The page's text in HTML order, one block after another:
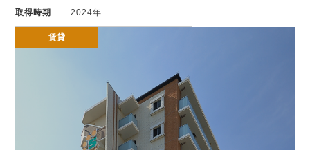
取得時期 2024年
賃貸